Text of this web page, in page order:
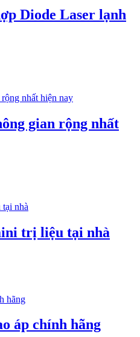
Diode Laser lạnh
gian rộng nhất
trị liệu tại nhà
áp chính hãng